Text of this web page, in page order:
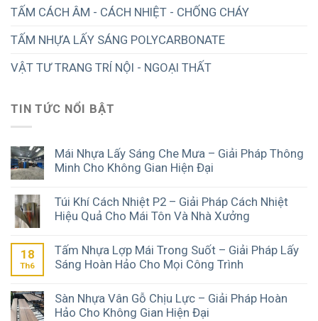
TẤM CÁCH ÂM - CÁCH NHIỆT - CHỐNG CHÁY
TẤM NHỰA LẤY SÁNG POLYCARBONATE
VẬT TƯ TRANG TRÍ NỘI - NGOẠI THẤT
TIN TỨC NỔI BẬT
Mái Nhựa Lấy Sáng Che Mưa – Giải Pháp Thông
Minh Cho Không Gian Hiện Đại
Túi Khí Cách Nhiệt P2 – Giải Pháp Cách Nhiệt
Hiệu Quả Cho Mái Tôn Và Nhà Xưởng
18
Th6
Tấm Nhựa Lợp Mái Trong Suốt – Giải Pháp Lấy
Sáng Hoàn Hảo Cho Mọi Công Trình
Sàn Nhựa Vân Gỗ Chịu Lực – Giải Pháp Hoàn
Hảo Cho Không Gian Hiện Đại